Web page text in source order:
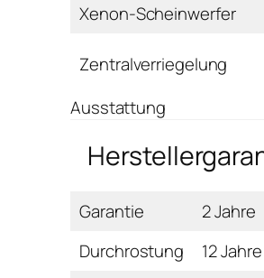
Xenon-Scheinwerfer
Zentralverriegelung
Ausstattung
Garantie
2 Jahre
Durchrostung
12 Jahre